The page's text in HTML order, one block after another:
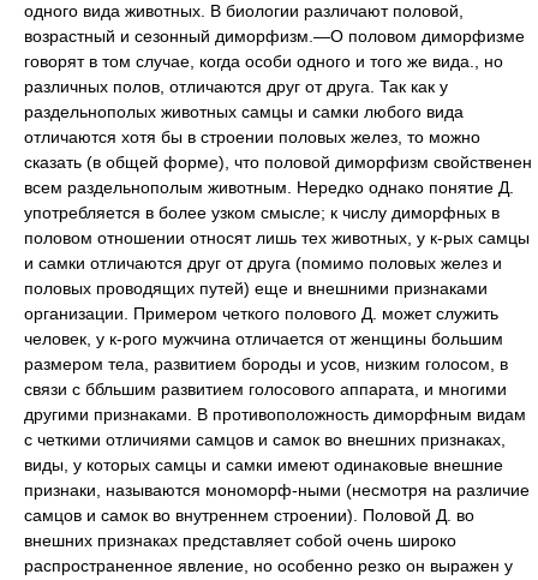
одного вида животных. В биологии различают половой,
возрастный и сезонный диморфизм.—О половом диморфизме
говорят в том случае, когда особи одного и того же вида., но
различных полов, отличаются друг от друга. Так как у
раздельнополых животных самцы и самки любого вида
отличаются хотя бы в строении половых желез, то можно
сказать (в общей форме), что половой диморфизм свойственен
всем раздельнополым животным. Нередко однако понятие Д.
употребляется в более узком смысле; к числу диморфных в
половом отношении относят лишь тех животных, у к-рых самцы
и самки отличаются друг от друга (помимо половых желез и
половых проводящих путей) еще и внешними признаками
организации. Примером четкого полового Д. может служить
человек, у к-рого мужчина отличается от женщины большим
размером тела, развитием бороды и усов, низким голосом, в
связи с ббльшим развитием голосового аппарата, и многими
другими признаками. В противоположность диморфным видам
с четкими отличиями самцов и самок во внешних признаках,
виды, у которых самцы и самки имеют одинаковые внешние
признаки, называются мономорф-ными (несмотря на различие
самцов и самок во внутреннем строении). Половой Д. во
внешних признаках представляет собой очень широко
распространенное явление, но особенно резко он выражен у